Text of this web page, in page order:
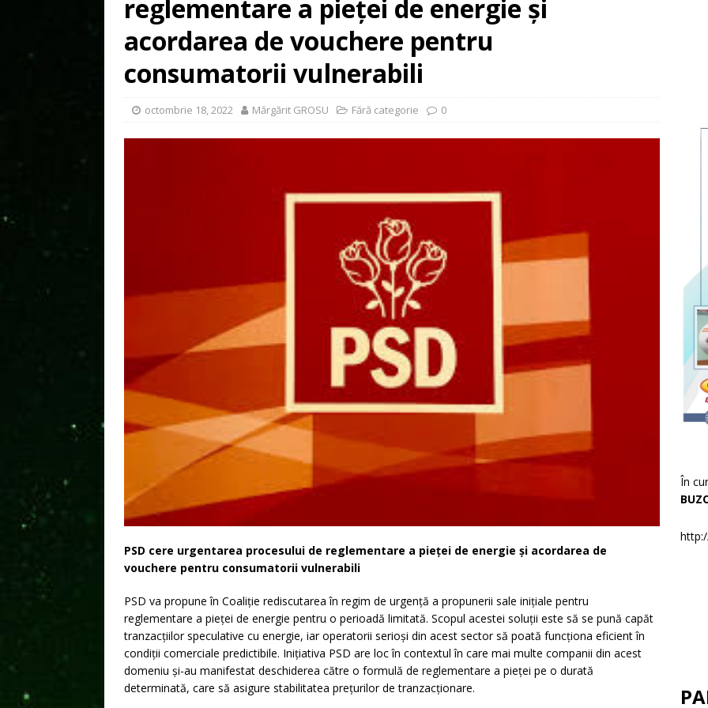
reglementare a pieței de energie și
acordarea de vouchere pentru
consumatorii vulnerabili
octombrie 18, 2022 Mărgărit GROSU Fără categorie 0
PSD cere urgentarea procesului de reglementare a pieței de energie și acordarea de
vouchere pentru consumatorii vulnerabili
PSD va propune în Coaliție rediscutarea în regim de urgență a propunerii sale inițiale pentru
reglementare a pieței de energie pentru o perioadă limitată. Scopul acestei soluții este să se pună capăt
tranzacțiilor speculative cu energie, iar operatorii serioși din acest sector să poată funcționa eficient în
condiții comerciale predictibile. Inițiativa PSD are loc în contextul în care mai multe companii din acest
domeniu și-au manifestat deschiderea către o formulă de reglementare a pieței pe o durată
determinată, care să asigure stabilitatea prețurilor de tranzacționare.
În